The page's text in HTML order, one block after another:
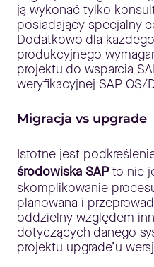
ją wykonać tylko
posiadający specjalny
Dodatkowo dla
produkcyjnego
projektu do wsparcia
weryfikacyjnej SAP OS/
Migracja vs upgrade
Istotne jest
środowiska SAPto nie
skomplikowanie
planowana i
oddzielny względem
dotyczących danego
projektu upgrade’u